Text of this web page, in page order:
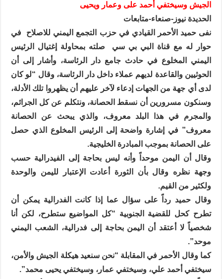
الجيش وسيختفي أحمد على وعمار ويحيى
الحديدة نيوز-صنعاء-متابعات
نفى حميد الأحمر القيادي في حزب التجمع اليمني للاصلاح
في
حوار له مع قناة البي بي سي
صلته بمحاولة إغتيال الرئيس
اليمني المخلوع في حادث جامع دار الرئاسة، وأشار إلى أن
الحوثيين والقاعدة لديهم عملاء داخل دار الرئاسة، وقال “لو كان
لدى أي جهة من الجهات إدعاء لآخر عليهم أن يظهروا تلك الأدلة،
وسنكون مسرورين أن نسقط الحصانة، ونتكلم عن كل الجرائم،
والمجرم في هذا البلد معروف، والذي يبحث عن الحصانة
معروف” في إشارة واضحة إلى الرئيس المخلوع الذي حصل
على الحصانة بموجب المبادرة الخليجية.
وقال أن اليمن موحداً وأنه ليس بحاجة إلى الفيدرالية حسب
وجهة نظره وقال بأن الثورة أعادت الإعتبار لليمن والوحدة
ولكثير من القيم.
وقال حميد رداً على سؤال عما إذا كانت الفدرالية يمكن أن
تطرح كحل للقضية الجنوبية “كل المواضيع ستطرح، لكن أنا
شخصياً لا أعتقد أن اليمن بحاجة إلى فدرالية، الشعب اليمني
موحد”.
كما وقال الأحمر في المقابلة “نحن سنعيد هيكلة الجيش والأمن،
سيختفي أحمد علي، وسيختفي عمار، وسيختفي يحيى محمد”.